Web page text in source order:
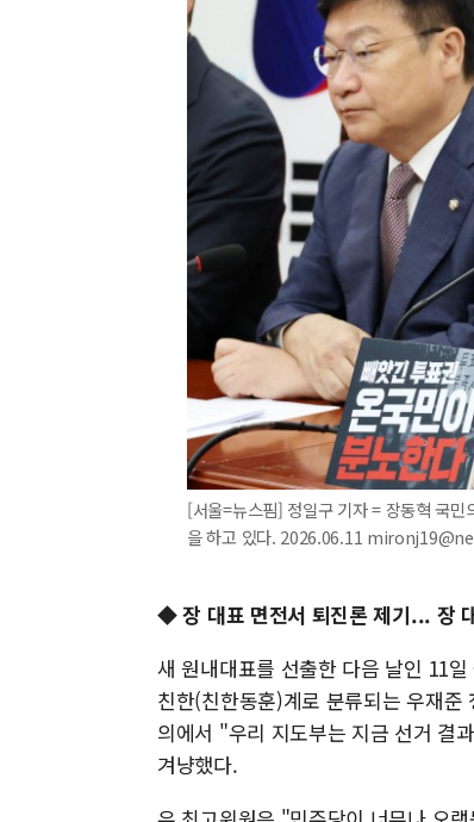
[서울=뉴스핌] 정일구 기자 = 장동혁 국
을 하고 있다. 2026.06.11
◆ 장 대표 면전서 퇴진론 제기... 장
새 원내대표를 선출한 다음 날인 11
친한(친한동훈)계로 분류되는 우재
의에서 "우리 지도부는 지금 선거 결
겨냥했다.